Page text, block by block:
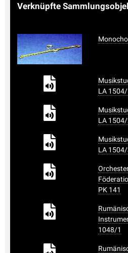
Verknüpfte
LA 1504/
LA
LA
PK 141
1048/1